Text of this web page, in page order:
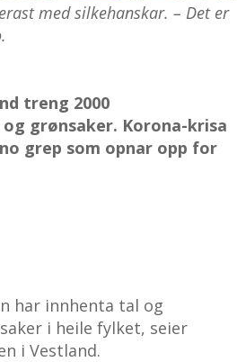
med silkehanskar. – Det er
treng 2000
grønsaker. Korona-krisa
grep som opnar opp for
har innhenta tal og
i heile fylket, seier
i Vestland.